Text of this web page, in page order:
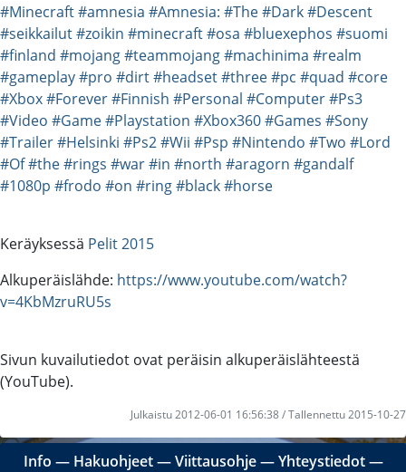
#Minecraft#amnesia #Amnesia: #The#Dark#Descent
#seikkailut#zoikin #minecraft#osa #bluexephos #suomi
#finland #mojang#teammojang#machinima #realm
#gameplay#pro #dirt#headset#three#pc #quad #core
#Xbox#Forever#Finnish #Personal #Computer#Ps3
#Video #Game#Playstation #Xbox360#Games #Sony
#Trailer#Helsinki #Ps2#Wii #Psp #Nintendo #Two #Lord
#Of#the#rings #war#in #north #aragorn #gandalf
#1080p #frodo #on #ring#black#horse
Keräyksessä Pelit 2015
Alkuperäislähde: https://www.youtube.com/watch?
v=4KbMzruRU5s
Sivun kuvailutiedot ovat peräisin alkuperäislähteestä
(YouTube).
Julkaistu 2012-06-01 16:56:38 / Tallennettu 2015-10-27
Info ― Hakuohjeet―Viittausohje―Yhteystiedot―